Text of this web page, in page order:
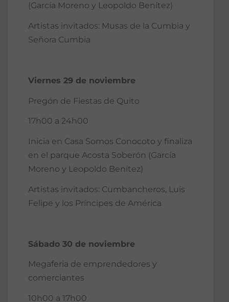
(García Moreno y Leopoldo Benítez)
Artistas invitados: Musas de la Cumbia y
Señora Cumbia
Viernes 29 de noviembre
Pregón de Fiestas de Quito
17h00 a 24h00
Inicia en Casa Somos Conocoto y finaliza
en el parque Acosta Soberón (García
Moreno y Leopoldo Benítez)
Artistas invitados: Cumbancheros, Luis
Felipe y los Príncipes de América
Sábado 30 de noviembre
Megaferia de emprendedores y
comerciantes
10h00 a 17h00